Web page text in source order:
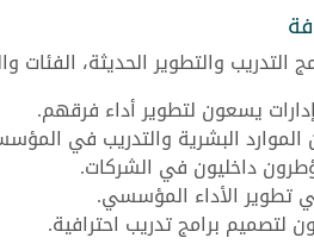
والتطوير الحديثة،
يسعون لتطوير أداء فرقهم.
البشرية والتدريب في
داخليون في الشركات.
الأداء المؤسسي.
لتصميم برامج تدريب احترافية.